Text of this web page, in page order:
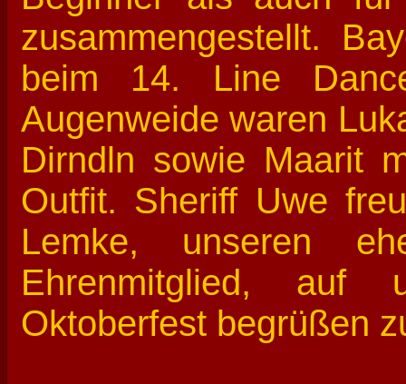
zusammengestellt.
beim 14. Line
Augenweide waren
Dirndln sowie Maarit
Outfit. Sheriff Uwe
Lemke, unseren
Ehrenmitglied, auf
Oktoberfest begrüßen